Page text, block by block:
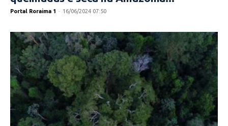
Portal Roraima 1 - 16/06/2024 07:50